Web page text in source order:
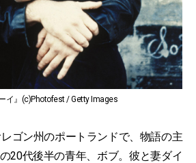
イ』(c)Photofest / Getty Images
ゴン州のポートランドで、物語の主
20代後半の青年、ボブ。彼と妻ダイ